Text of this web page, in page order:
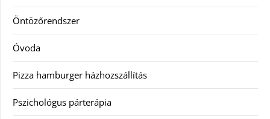
Öntözőrendszer
Óvoda
Pizza hamburger házhozszállítás
Pszichológus párterápia